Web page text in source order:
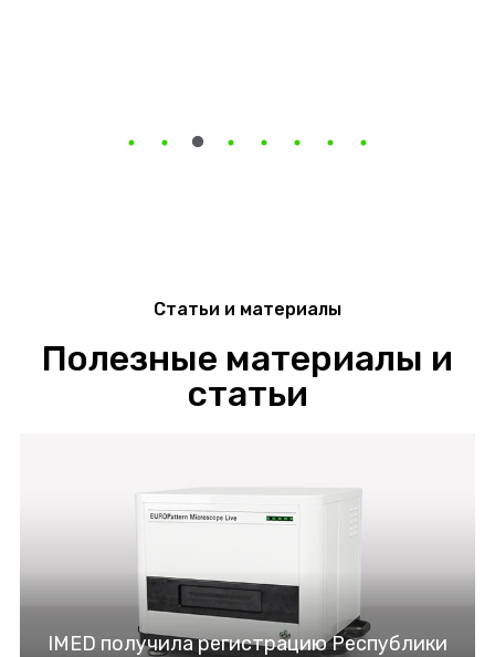
Статьи и материалы
Полезные материалы и
статьи
IMED получила регистрацию Республики